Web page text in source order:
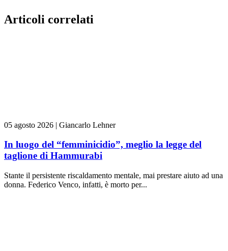
Articoli correlati
05 agosto 2026 | Giancarlo Lehner
In luogo del “femminicidio”, meglio la legge del
taglione di Hammurabi
Stante il persistente riscaldamento mentale, mai prestare aiuto ad una
donna. Federico Venco, infatti, è morto per...